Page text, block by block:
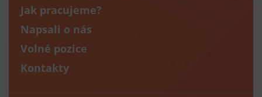
Jak pracujeme?
Napsali o nás
Volné pozice
Kontakty